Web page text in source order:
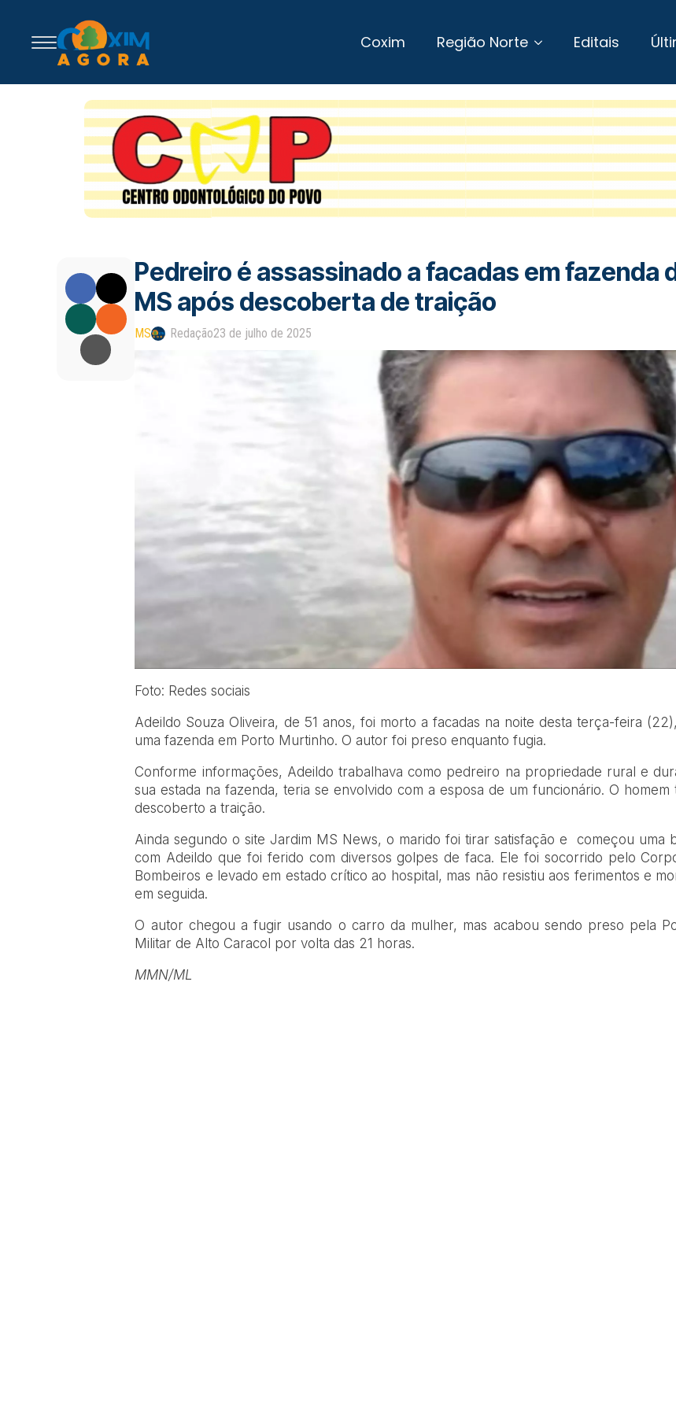
Coxim Região Norte Editais
Pedreiro é assassinado a facadas em fazenda
MS após descoberta de traição
MS Redação23 de julho de 2025
Foto: Redes sociais
Adeildo Souza Oliveira, de 51 anos, foi morto a facadas na noite desta terça-feira
uma fazenda em Porto Murtinho. O autor foi preso enquanto fugia.
Conforme informações, Adeildo trabalhava como pedreiro na propriedade rural e
sua estada na fazenda, teria se envolvido com a esposa de um funcionário. O homem
descoberto a traição.
Ainda segundo o site Jardim MS News, o marido foi tirar satisfação e começou uma
com Adeildo que foi ferido com diversos golpes de faca. Ele foi socorrido pelo
Bombeiros e levado em estado crítico ao hospital, mas não resistiu aos ferimentos e
em seguida.
O autor chegou a fugir usando o carro da mulher, mas acabou sendo preso pela
Militar de Alto Caracol por volta das 21 horas.
MMN/ML